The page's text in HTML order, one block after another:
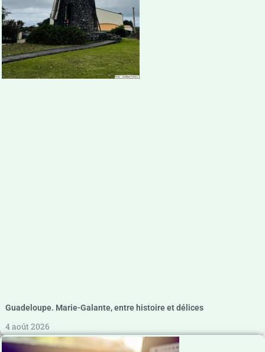
Guadeloupe. Marie-Galante, entre histoire et délices
4 août 2026